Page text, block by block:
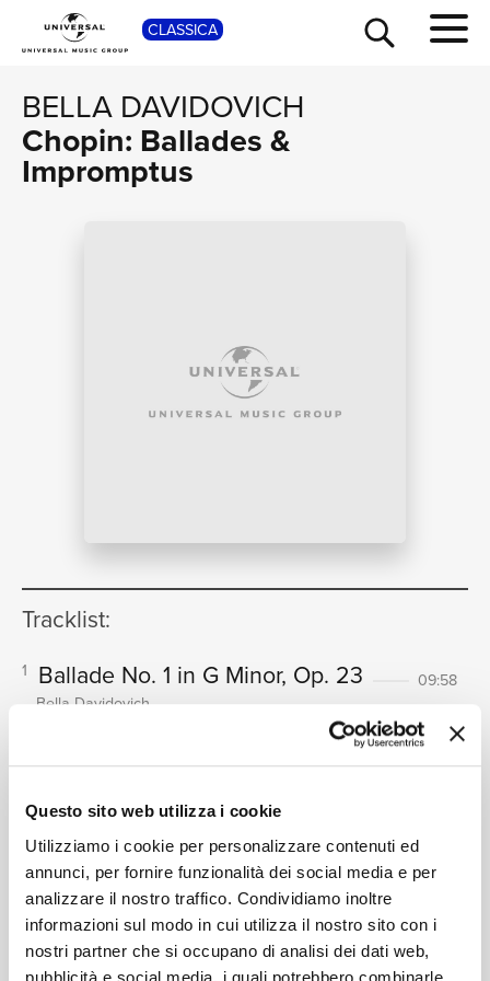
Questo sito web utilizza i cookie
Utilizziamo i cookie per personalizzare contenuti ed
annunci, per fornire funzionalità dei social media e per
analizzare il nostro traffico. Condividiamo inoltre
informazioni sul modo in cui utilizza il nostro sito con i
nostri partner che si occupano di analisi dei dati web,
pubblicità e social media, i quali potrebbero combinarle
CLASSICA
BELLA DAVIDOVICH
Chopin: Ballades &
Impromptus
Tracklist:
1 Ballade No. 1 in G Minor, Op. 23
09:58
Bella Davidovich
Ballade No. 2 in F Major, Op. 38
07:37
Bella Davidovich
Ballade No. 3 in A-Flat Major, Op.
47
07:36
Bella Davidovich
4 Ballade No. 4 in F Minor, Op. 52
Bella Davidovich
5 Impromptu No. 1 in A-Flat Major,
SHOP
TOUR
NEWS
RICERCA
CHI SIAMO
CONTATTI